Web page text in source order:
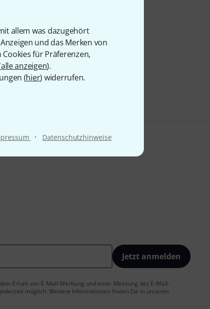
allem was dazugehört
und das Merken von
für Präferenzen,
alle anzeigen).
(hier) widerrufen.
· Datenschutzhinweise
Jetzt anmelden
Erhalt von E-Mail-Werbung und einer Messung des E-Mail-
möglich. Weitere Informationen finden Sie in unseren